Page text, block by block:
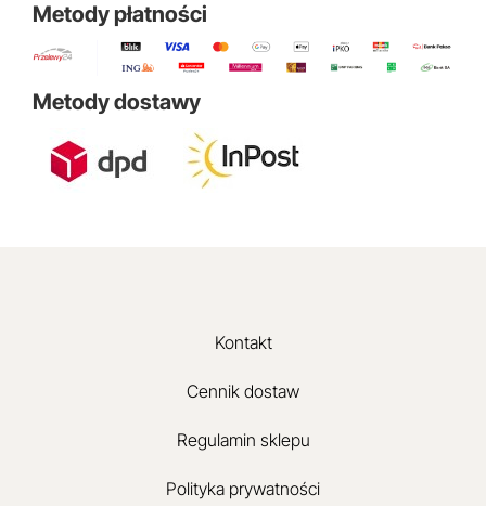
Metody płatności
Metody dostawy
Kontakt
Cennik dostaw
Regulamin sklepu
Polityka prywatności